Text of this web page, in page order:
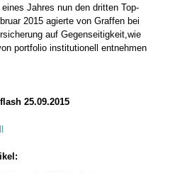
Jahres nun den dritten Top-
2015 agierte von Graffen bei
auf Gegenseitigkeit,wie
portfolio institutionell entnehmen
25.09.2015